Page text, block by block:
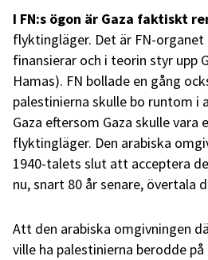
I FN:s ögon är Gaza faktiskt
flyktingläger. Det är FN-organet
finansierar och i teorin styr upp
Hamas). FN bollade en gång
palestinierna skulle bo runtom i
Gaza eftersom Gaza skulle
flyktingläger. Den arabiska
1940-talets slut att acceptera
nu, snart 80 år senare, övertala
Att den arabiska omgivningen
ville ha palestinierna berodde